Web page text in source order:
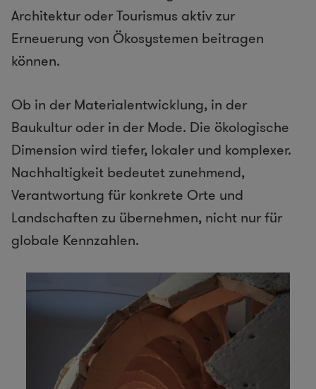
Architektur oder Tourismus aktiv zur
Erneuerung von Ökosystemen beitragen
können.
Ob in der Materialentwicklung, in der
Baukultur oder in der Mode. Die ökologische
Dimension wird tiefer, lokaler und komplexer.
Nachhaltigkeit bedeutet zunehmend,
Verantwortung für konkrete Orte und
Landschaften zu übernehmen, nicht nur für
globale Kennzahlen.